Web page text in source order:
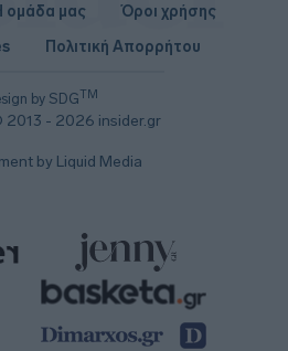
by SDGTM
- 2026 insider.gr
ομάδα μας
Όροι χρήσης
Πολιτική Απορρήτου
by Liquid Media